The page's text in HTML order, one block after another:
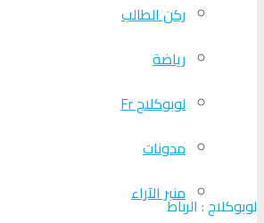
ركن الطالب
رياضة
لوبوكلاج Fr
مدونات
منبر الآراءلوبوكلاج : الرباط